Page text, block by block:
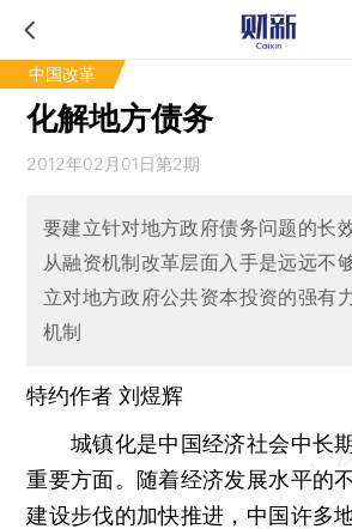
中国改革
化解地方债务
2012年02月01日第2期
要建立针对地方政府债务问题的长
从融资机制改革层面入手是远远不
立对地方政府公共资本投资的强有
机制
特约作者 刘煜辉
城镇化是中国经济社会中长
重要方面。随着经济发展水平的
建设步伐的加快推进，中国许多